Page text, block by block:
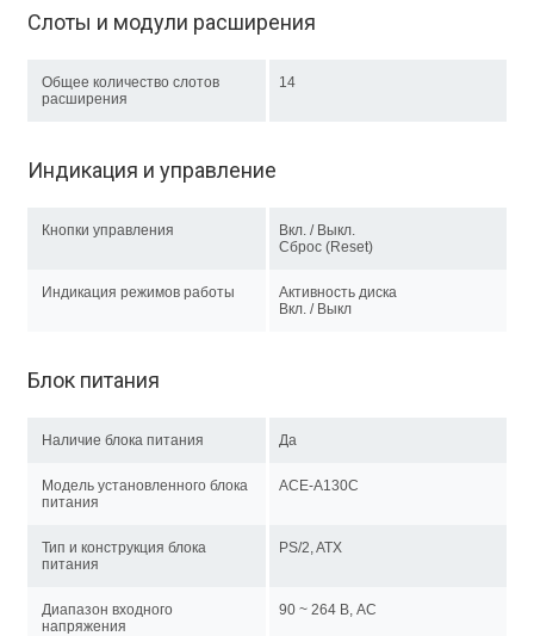
Слоты и модули расширения
Общее количество слотов
расширения
14
Индикация и управление
Кнопки управления
Вкл. / Выкл.
Сброс (Reset)
Индикация режимов работы
Активность диска
Вкл. / Выкл
Блок питания
Наличие блока питания Да
Модель установленного блока
питания
ACE-A130С
Тип и конструкция блока
питания
PS/2, ATX
Диапазон входного
напряжения
90 ~ 264 В, AC